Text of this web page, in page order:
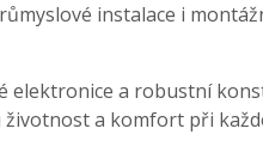
instalace i
elektronice a robustní
a komfort při